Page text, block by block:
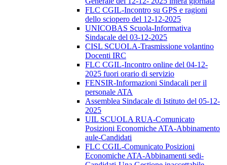
FLC CGIL-Incontro su GPS e ragioni
dello sciopero del 12-12-2025
UNICOBAS Scuola-Informativa
Sindacale del 03-12-2025
CISL SCUOLA-Trasmissione volantino
Docenti IRC
FLC CGIL-Incontro online del 04-12-
2025 fuori orario di servizio
FENSIR-Informazioni Sindacali per il
personale ATA
Assemblea Sindacale di Istituto del 05-12-
2025
UIL SCUOLA RUA-Comunicato
Posizioni Economiche ATA-Abbinamento
aule-Candidati
FLC CGIL-Comunicato Posizioni
Economiche ATA-Abbinamenti sedi-